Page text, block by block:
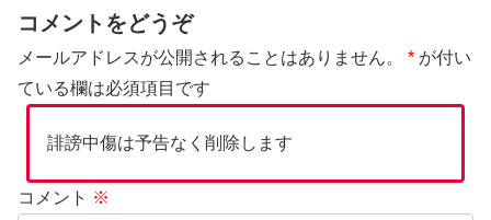
コメントをどうぞ
メールアドレスが公開されることはありません。 * が付い
ている欄は必須項目です
誹謗中傷は予告なく削除します
コメント ※